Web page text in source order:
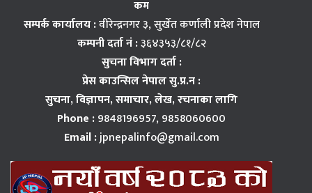
कम
सम्पर्क कार्यालय :वीरेन्द्रनगर ३, सुर्खेत कर्णाली प्रदेश नेपाल
कम्पनी दर्ता नं :३६४३५३/८१/८२
सुचना विभाग दर्ता :
प्रेस काउन्सिल नेपाल सु.प्र.न :
सुचना, विज्ञापन,समाचार, लेख, रचनाका लागि
Phone :9848196957, 9858060600
Email :jpnepalinfo@gmail.com